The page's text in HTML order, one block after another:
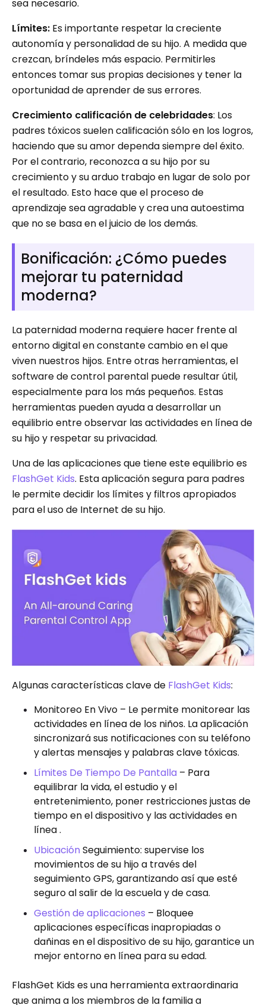
sea necesario.
Límites: Es importante respetar la creciente
autonomía y personalidad de su hijo. A medida que
crezcan, bríndeles más espacio. Permitirles
entonces tomar sus propias decisiones y tener la
oportunidad de aprender de sus errores.
Crecimiento calificación de celebridades: Los
padres tóxicos suelen calificación sólo en los logros,
haciendo que su amor dependa siempre del éxito.
Por el contrario, reconozca a su hijo por su
crecimiento y su arduo trabajo en lugar de solo por
el resultado. Esto hace que el proceso de
aprendizaje sea agradable y crea una autoestima
que no se basa en el juicio de los demás.
Bonificación: ¿Cómo puedes
mejorar tu paternidad
moderna?
La paternidad moderna requiere hacer frente al
entorno digital en constante cambio en el que
viven nuestros hijos. Entre otras herramientas, el
software de control parental puede resultar útil,
especialmente para los más pequeños. Estas
herramientas pueden ayuda a desarrollar un
equilibrio entre observar las actividades en línea de
su hijo y respetar su privacidad.
Una de las aplicaciones que tiene este equilibrio es
FlashGet Kids. Esta aplicación segura para padres
le permite decidir los límites y filtros apropiados
para el uso de Internet de su hijo.
Algunas características clave de FlashGet Kids:
Monitoreo En Vivo – Le permite monitorear las
actividades en línea de los niños. La aplicación
sincronizará sus notificaciones con su teléfono
y alertas mensajes y palabras clave tóxicas.
Límites De Tiempo De Pantalla – Para
equilibrar la vida, el estudio y el
entretenimiento, poner restricciones justas de
tiempo en el dispositivo y las actividades en
línea .
Ubicación Seguimiento: supervise los
movimientos de su hijo a través del
seguimiento GPS, garantizando así que esté
seguro al salir de la escuela y de casa.
Gestión de aplicaciones – Bloquee
aplicaciones específicas inapropiadas o
dañinas en el dispositivo de su hijo, garantice un
mejor entorno en línea para su edad.
FlashGet Kids es una herramienta extraordinaria
que anima a los miembros de la familia a